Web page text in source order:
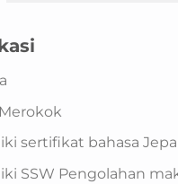
sertifikat bahasa
SSW Pengolahan